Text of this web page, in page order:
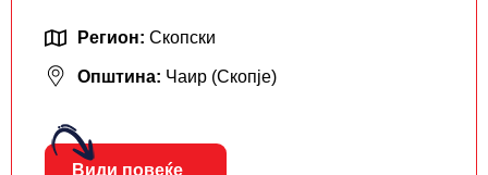
Регион: Скопски
Општина: Чаир (Скопје)
Види повеќе